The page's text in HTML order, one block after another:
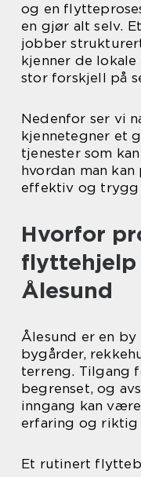
og en
en gjør alt selv.
jobber
kjenner de
stor forskjell på
Nedenfor ser vi
kjennetegner et
tjenester som
hvordan man
effektiv og
Hvorfor
flyttehjelp
Ålesund
Ålesund er en
bygårder,
terreng. Tilgang
begrenset, og
inngang kan
erfaring og riktig
Et rutinert